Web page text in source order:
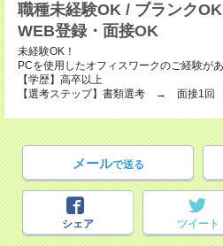
職種未経験OK / ブランク
WEB登録・面接OK
未経験OK！
PCを使用したオフィスワークのご経験が
【学歴】高卒以上
【選考ステップ】書類選考 → 面接1回
メールで送る
シェア ツイート